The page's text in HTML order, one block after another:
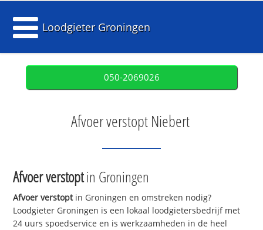
Loodgieter Groningen
050-2069026
Afvoer verstopt Niebert
Afvoer verstoptin Groningen
Afvoer verstoptin Groningen en omstreken nodig?
Loodgieter Groningen is een lokaal loodgietersbedrijf met
24 uurs spoedservice en is werkzaamheden in de heel